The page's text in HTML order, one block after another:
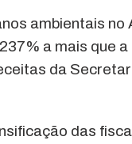
ambientais no
a mais que
da
das